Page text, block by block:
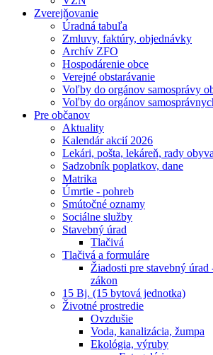
Zverejňovanie
Úradná tabuľa
Zmluvy, faktúry, objednávky
Archív ZFO
Hospodárenie obce
Verejné obstarávanie
Voľby do orgánov samosprávy
Voľby do orgánov
Pre občanov
Aktuality
Kalendár akcií 2026
Lekári, pošta, lekáreň, rady
Sadzobník poplatkov, dane
Matrika
Úmrtie - pohreb
Smútočné oznamy
Sociálne služby
Stavebný úrad
Tlačivá
Tlačivá a formuláre
Žiadosti pre stavebný
zákon
15 Bj. (15 bytová jednotka)
Životné prostredie
Ovzdušie
Voda, kanalizácia, žumpa
Ekológia, výruby